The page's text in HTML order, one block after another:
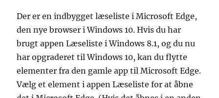
Der er en indbygget læseliste i Microsoft Edge,
den nye browser i Windows 10. Hvis du har
brugt appen Læseliste i Windows 8.1, og du nu
har opgraderet til Windows 10, kan du flytte
elementer fra den gamle app til Microsoft Edge.
Vælg et element i appen Læseliste for at åbne